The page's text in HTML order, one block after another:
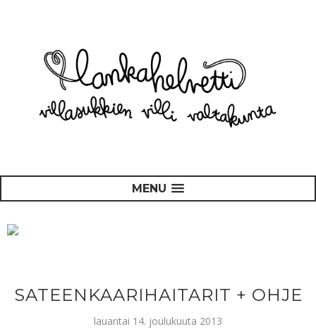
MENU
SATEENKAARIHAITARIT + OHJE
lauantai 14. joulukuuta 2013